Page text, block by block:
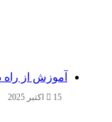
آموزش از راه
15 اکتبر 2025